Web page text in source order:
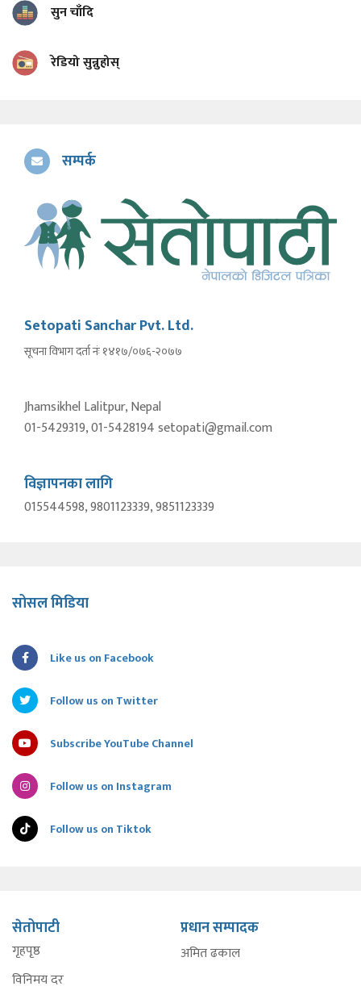
सुन चाँदि
रेडियो सुन्नुहोस्
सम्पर्क
Setopati Sanchar Pvt. Ltd.
सूचना विभाग दर्ता नंः १४१७/०७६-२०७७
Jhamsikhel Lalitpur, Nepal
01-5429319, 01-5428194 setopati@gmail.com
विज्ञापनका लागि
015544598, 9801123339, 9851123339
सोसल मिडिया
Like us on Facebook
Follow us on Twitter
Subscribe YouTube Channel
Follow us on Instagram
Follow us on Tiktok
सेतोपाटी
गृहपृष्ठ
विनिमय दर
प्रधान सम्पादक
अमित ढकाल